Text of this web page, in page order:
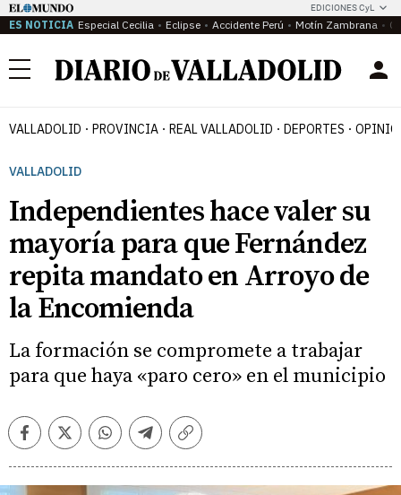
EDICIONES CyL
ES NOTICIA Especial Cecilia Eclipse Accidente Perú Motín Zambrana
Menú
VALLADOLID PROVINCIA REAL VALLADOLID DEPORTES
VALLADOLID
Independientes hace valer su
mayoría para que Fernández
repita mandato en Arroyo de
la Encomienda
La formación se compromete a trabajar
para que haya «paro cero» en el municipio
FacebookTwitterWhatsappTelegramCopiar